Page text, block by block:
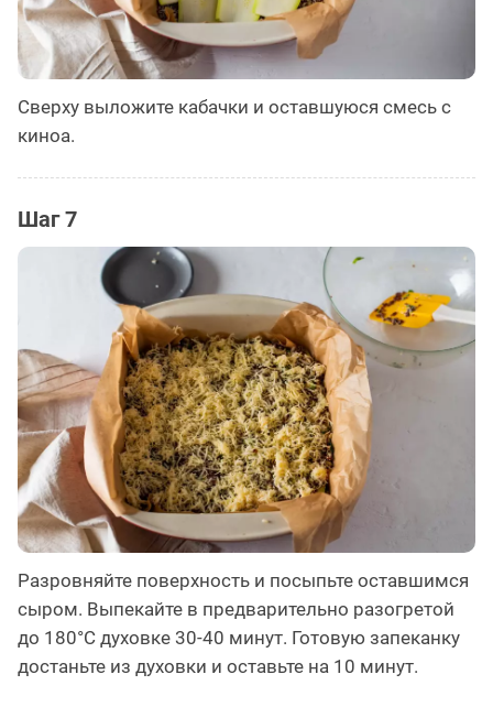
Сверху выложите кабачки и оставшуюся смесь с
киноа.
Шаг 7
Разровняйте поверхность и посыпьте оставшимся
сыром. Выпекайте в предварительно разогретой
до 180°C духовке 30-40 минут. Готовую запеканку
достаньте из духовки и оставьте на 10 минут.